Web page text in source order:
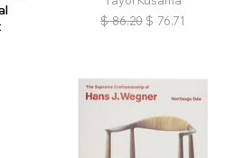
$ 86.20 $ 76.71